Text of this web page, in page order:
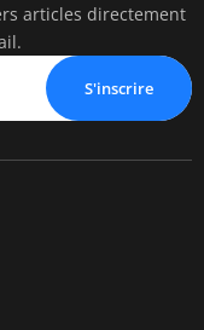
Business
articles directement
S'inscrire